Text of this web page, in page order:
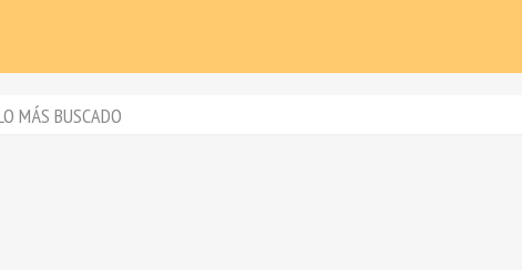
MÁS BUSCADO